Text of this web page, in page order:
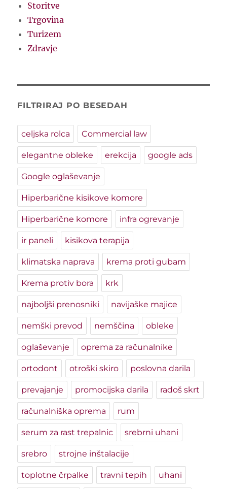
Storitve
Trgovina
Turizem
Zdravje
FILTRIRAJ PO BESEDAH
celjska rolca Commercial law
elegantne obleke erekcija google ads
Google oglaševanje
Hiperbarične kisikove komore
Hiperbarične komore infra ogrevanje
ir paneli kisikova terapija
klimatska naprava krema proti gubam
Krema protiv bora krk
najboljši prenosniki navijaške majice
nemški prevod nemščina obleke
oglaševanje oprema za računalnike
ortodont otroški skiro poslovna darila
prevajanje promocijska darila radoš skrt
računalniška oprema rum
serum za rast trepalnic srebrni uhani
srebro strojne inštalacije
toplotne črpalke travni tepih uhani